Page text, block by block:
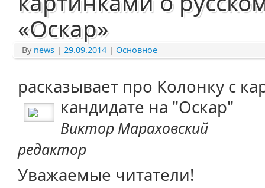
«Оскар»
By news | 29.09.2014 | Основное
расказывает про Колонку с
кандидате на "Оскар"
Виктор Мараховский
редактор
Уважаемые читатели!